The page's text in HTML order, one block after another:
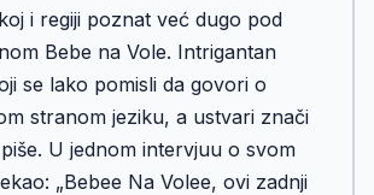
i regiji poznat već dugo pod
Bebe na Vole. Intrigantan
se lako pomisli da govori o
stranom jeziku, a ustvari znači
U jednom intervjuu o svom
„Bebee Na Volee, ovi zadnji